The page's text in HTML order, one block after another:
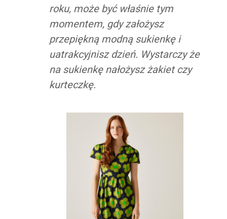
roku, może być właśnie tym
momentem, gdy założysz
przepiękną modną sukienkę i
uatrakcyjnisz dzień. Wystarczy że
na sukienkę nałożysz żakiet czy
kurteczkę.